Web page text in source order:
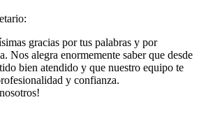
gracias por tus palabras y por
Nos alegra enormemente saber que desde
bien atendido y que nuestro equipo te
y confianza.